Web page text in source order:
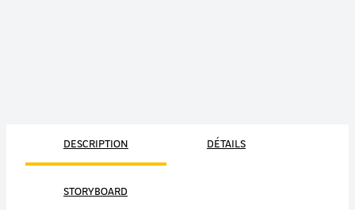
DESCRIPTION DÉTAILS
STORYBOARD